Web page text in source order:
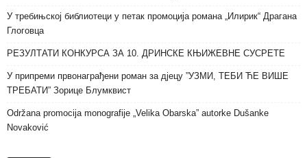
У требињској библиотеци у петак промоција романа „Илирик“ Драгана
Глоговца
РЕЗУЛТАТИ КОНКУРСА ЗА 10. ДРИНСКЕ КЊИЖЕВНЕ СУСРЕТЕ
У припреми првонаграђени роман за дјецу ”УЗМИ, ТЕБИ ЋЕ ВИШЕ
ТРЕБАТИ” Зорице Блумквист
Održana promocija monografije „Velika Obarska” autorke Dušanke
Novaković